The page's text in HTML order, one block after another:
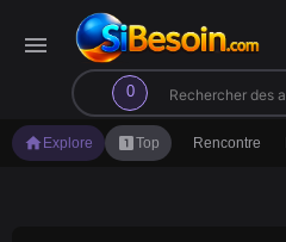
menu
0
search
home Explore looks_oneTop Rencontre